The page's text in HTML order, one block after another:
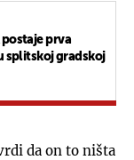
prva
splitskoj gradskoj
da on to ništa